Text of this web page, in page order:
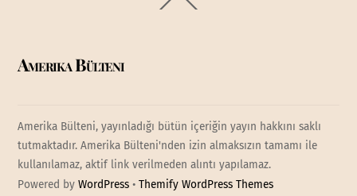
To
Amerika Bülteni
Amerika Bülteni, yayınladığı bütün içeriğin yayın hakkını saklı
tutmaktadır. Amerika Bülteni'nden izin almaksızın tamamı ile
kullanılamaz, aktif link verilmeden alıntı yapılamaz.
Powered byWordPress •Themify WordPress Themes